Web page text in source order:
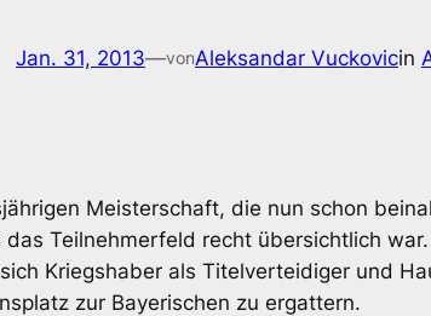
Jan. 31, 2013—vonAleksandar Vuckovicin
Meisterschaft, die nun schon
Teilnehmerfeld recht übersichtlich
Kriegshaber als Titelverteidiger und
zur Bayerischen zu ergattern.